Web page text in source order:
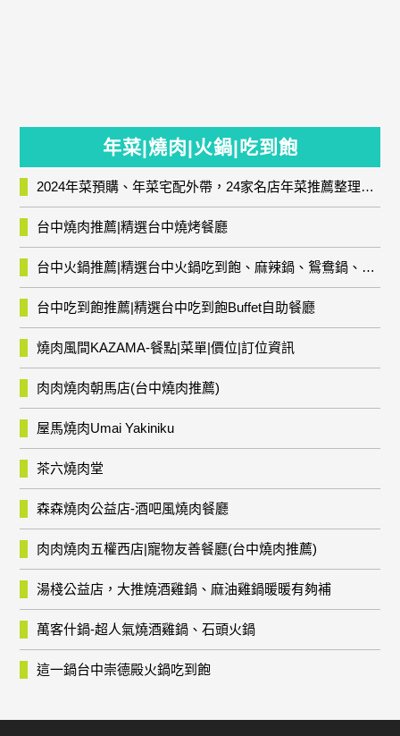
年菜|燒肉|火鍋|吃到飽
2024年菜預購、年菜宅配外帶，24家名店年菜推薦整理，圍爐輕鬆上菜團圓趣
台中燒肉推薦|精選台中燒烤餐廳
台中火鍋推薦|精選台中火鍋吃到飽、麻辣鍋、鴛鴦鍋、石頭火鍋、酸菜白肉鍋、海鮮鍋、燒酒雞、麻油雞、壽喜燒等熱門人氣火鍋店!
台中吃到飽推薦|精選台中吃到飽Buffet自助餐廳
燒肉風間KAZAMA-餐點|菜單|價位|訂位資訊
肉肉燒肉朝馬店(台中燒肉推薦)
屋馬燒肉Umai Yakiniku
茶六燒肉堂
森森燒肉公益店-酒吧風燒肉餐廳
肉肉燒肉五權西店|寵物友善餐廳(台中燒肉推薦)
湯棧公益店，大推燒酒雞鍋、麻油雞鍋暖暖有夠補
萬客什鍋-超人氣燒酒雞鍋、石頭火鍋
這一鍋台中崇德殿火鍋吃到飽